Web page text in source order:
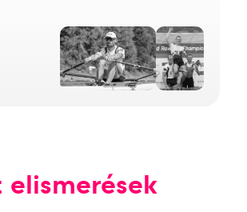
elismerések